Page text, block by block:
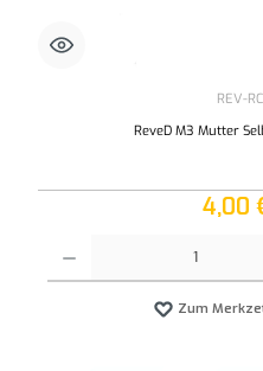
REV-
ReveD M3 Mutter
4,00
Zum